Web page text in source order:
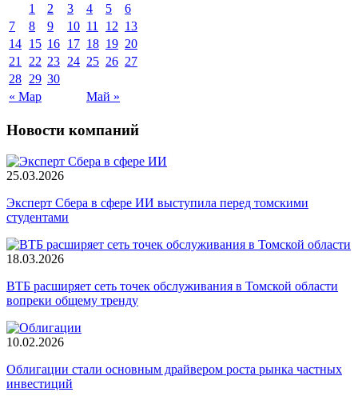
« Мар Май »
1 2 3 4 5
6
7
8 9 10 11 12 13
14 15 16 17 18 19 20
21 22 23 24 25 26 27
28 29 30
Новости компаний
25.03.2026
Эксперт Сбера в сфере ИИ выступила перед томскими
студентами
18.03.2026
ВТБ расширяет сеть точек обслуживания в Томской области
вопреки общему тренду
10.02.2026
Облигации стали основным драйвером роста рынка частных
инвестиций